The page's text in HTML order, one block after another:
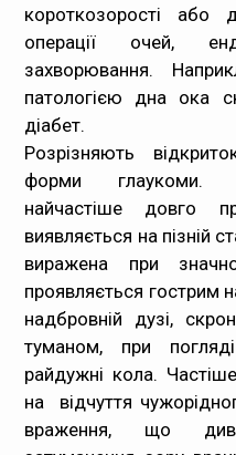
короткозорості або
операції очей,
захворювання.
патологією дна ока
діабет.
Розрізняють
форми глаукоми.
найчастіше довго
виявляється на пізній
виражена при
проявляється гострим
надбровній дузі,
туманом, при
райдужні кола.
на відчуття
враження, що